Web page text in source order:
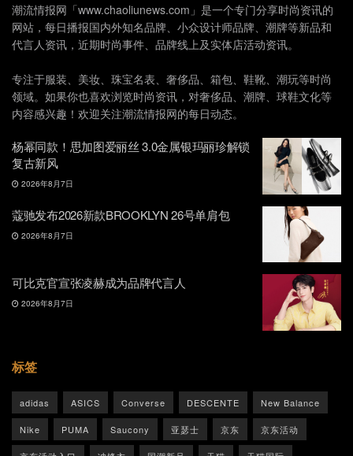
潮流情报网「www.chaoliunews.com」是一个专门分享时尚资讯的
网站，每日播报国内外知名品牌、小众设计师品牌、潮牌等新品和
代言人资讯，近期时尚事件、品牌线上及实体店活动资讯。
专注于服装、美妆、珠宝名表、奢侈品、箱包、鞋靴、潮玩等时尚
领域。如果你也喜欢浏览时尚资讯，对奢侈品、潮牌、球鞋文化等
内容感兴趣！欢迎关注潮流情报网的每日动态。
杨幂同款！思加图爱丽丝 3.0金属银玛丽珍解锁
复古新风
2026年8月7日
蔻驰发布2026新款BROOKLYN 26号单肩包
2026年8月7日
可比克官宣张凌赫成为品牌代言人
2026年8月7日
标签
adidas ASICS Converse DESCENTE New Balance
Nike PUMA Saucony 亚瑟士 京东 京东活动